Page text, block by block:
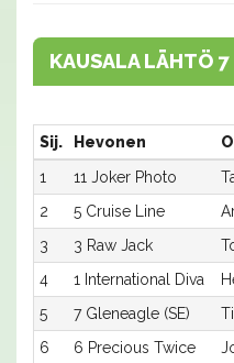
KAUSALA LÄHTÖ 7
Sij. Hevonen
1
11 Joker Photo
2
5 Cruise Line
3
3 Raw Jack
4
1 International Diva
5
7 Gleneagle (SE)
6
6 Precious Twice